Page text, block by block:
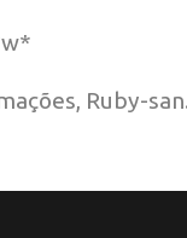
Ruby-